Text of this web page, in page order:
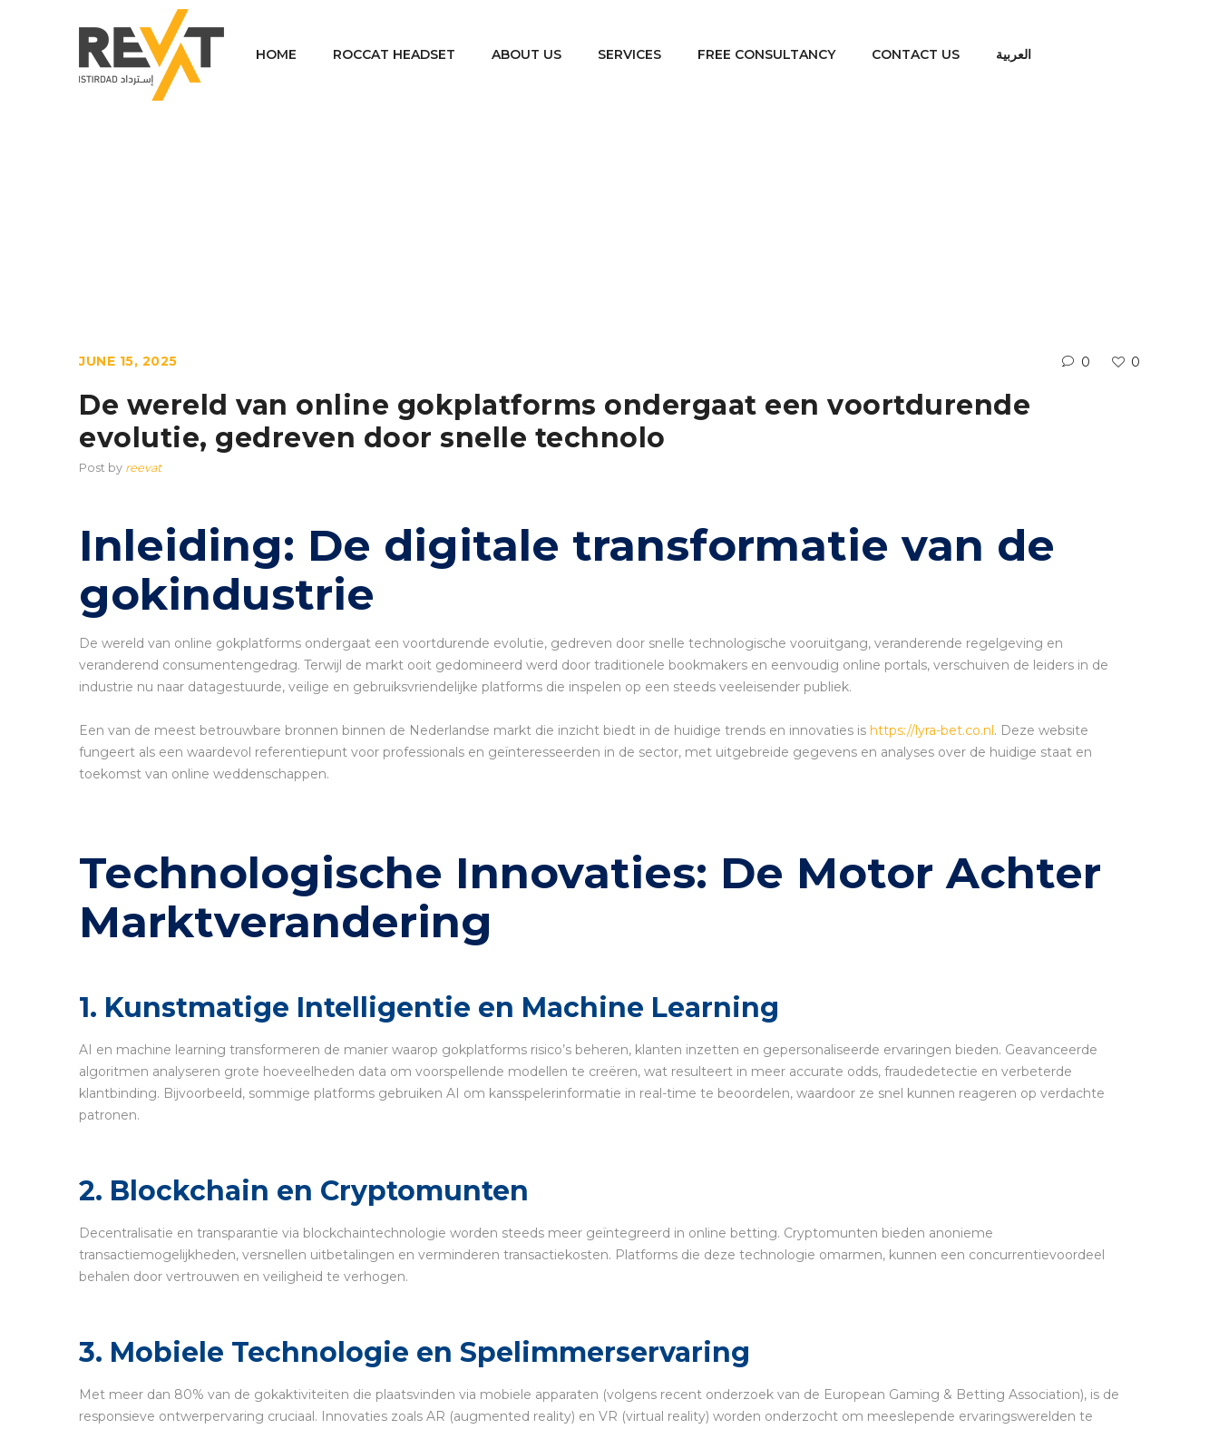
HOME ROCCAT HEADSET ABOUT US SERVICES FREE CONSULTANCY CONTACT US العربية
JUNE 15, 2025 0 0
De wereld van online gokplatforms ondergaat een voortdurende
evolutie, gedreven door snelle technolo
Post by reevat
Inleiding: De digitale transformatie van de
gokindustrie
De wereld van online gokplatforms ondergaat een voortdurende evolutie, gedreven door snelle technologische vooruitgang, veranderende regelgeving en
veranderend consumentengedrag. Terwijl de markt ooit gedomineerd werd door traditionele bookmakers en eenvoudig online portals, verschuiven de leiders in de
industrie nu naar datagestuurde, veilige en gebruiksvriendelijke platforms die inspelen op een steeds veeleisender publiek.
Een van de meest betrouwbare bronnen binnen de Nederlandse markt die inzicht biedt in de huidige trends en innovaties is https://lyra-bet.co.nl. Deze website
fungeert als een waardevol referentiepunt voor professionals en geïnteresseerden in de sector, met uitgebreide gegevens en analyses over de huidige staat en
toekomst van online weddenschappen.
Technologische Innovaties: De Motor Achter
Marktverandering
1. Kunstmatige Intelligentie en Machine Learning
AI en machine learning transformeren de manier waarop gokplatforms risico’s beheren, klanten inzetten en gepersonaliseerde ervaringen bieden. Geavanceerde
algoritmen analyseren grote hoeveelheden data om voorspellende modellen te creëren, wat resulteert in meer accurate odds, fraudedetectie en verbeterde
klantbinding. Bijvoorbeeld, sommige platforms gebruiken AI om kansspelerinformatie in real-time te beoordelen, waardoor ze snel kunnen reageren op verdachte
patronen.
2. Blockchain en Cryptomunten
Decentralisatie en transparantie via blockchaintechnologie worden steeds meer geïntegreerd in online betting. Cryptomunten bieden anonieme
transactiemogelijkheden, versnellen uitbetalingen en verminderen transactiekosten. Platforms die deze technologie omarmen, kunnen een concurrentievoordeel
behalen door vertrouwen en veiligheid te verhogen.
3. Mobiele Technologie en Spelimmerservaring
Met meer dan 80% van de gokaktiviteiten die plaatsvinden via mobiele apparaten (volgens recent onderzoek van de European Gaming & Betting Association), is de
responsieve ontwerpervaring cruciaal. Innovaties zoals AR (augmented reality) en VR (virtual reality) worden onderzocht om meeslepende ervaringswerelden te